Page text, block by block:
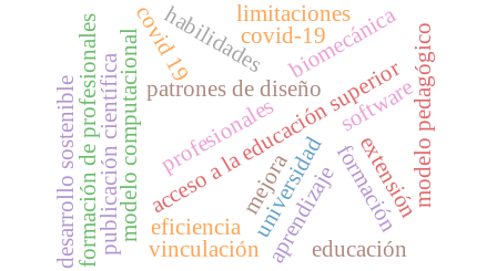
acceso a la educación superior
modelo computacional patrones de diseño software
formación de profesionalespublicación científica universidadformaciónmodelo pedagógico
profesionales
biomecánica
habilidades
aprendizaje extensión
vinculación
desarrollo sostenible
limitaciones
mejora
educación
covid-19
eficiencia
covid 19